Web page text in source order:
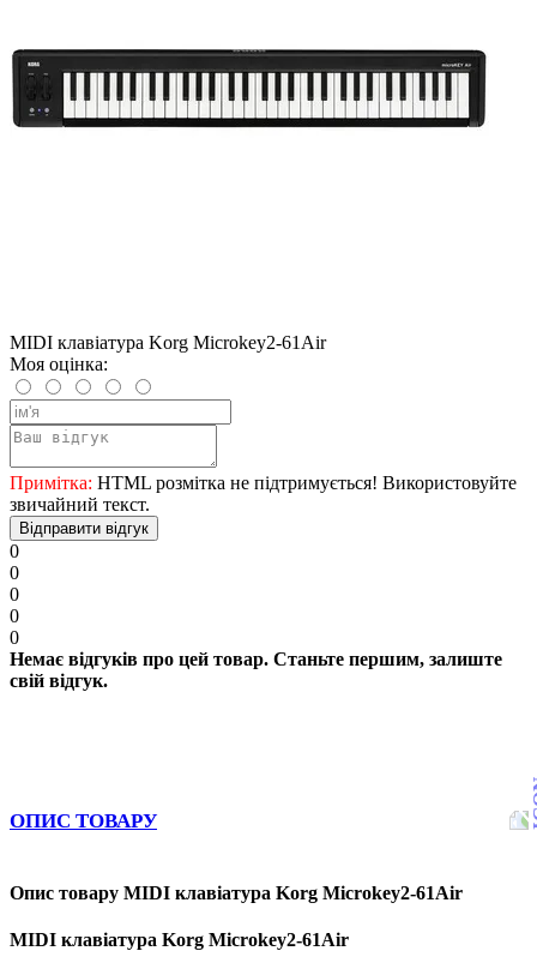
MIDI клавіатура Korg Microkey2-61Air
Моя оцінка:
Примітка: HTML розмітка не підтримується! Використовуйте
звичайний текст.
Відправити відгук
0
0
0
0
0
Немає відгуків про цей товар. Станьте першим, залиште
свій відгук.
ОПИС ТОВАРУ
Опис товару MIDI клавіатура Korg Microkey2-61Air
MIDI клавіатура Korg Microkey2-61Air